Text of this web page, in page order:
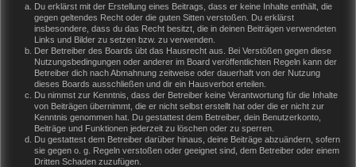
Du erklärst mit der Erstellung eines Beitrags, dass er keine Inhalte enthält, die
gegen geltendes Recht oder die guten Sitten verstoßen. Du erklärst
insbesondere, dass du das Recht besitzt, die in deinen Beiträgen verwendeten
Links und Bilder zu setzen bzw. zu verwenden.
Der Betreiber des Boards übt das Hausrecht aus. Bei Verstößen gegen diese
Nutzungsbedingungen oder anderer im Board veröffentlichten Regeln kann der
Betreiber dich nach Abmahnung zeitweise oder dauerhaft von der Nutzung
dieses Boards ausschließen und dir ein Hausverbot erteilen.
Du nimmst zur Kenntnis, dass der Betreiber keine Verantwortung für die Inhalte
von Beiträgen übernimmt, die er nicht selbst erstellt hat oder die er nicht zur
Kenntnis genommen hat. Du gestattest dem Betreiber, dein Benutzerkonto,
Beiträge und Funktionen jederzeit zu löschen oder zu sperren.
Du gestattest dem Betreiber darüber hinaus, deine Beiträge abzuändern, sofern
sie gegen o. g. Regeln verstoßen oder geeignet sind, dem Betreiber oder einem
Dritten Schaden zuzufügen.